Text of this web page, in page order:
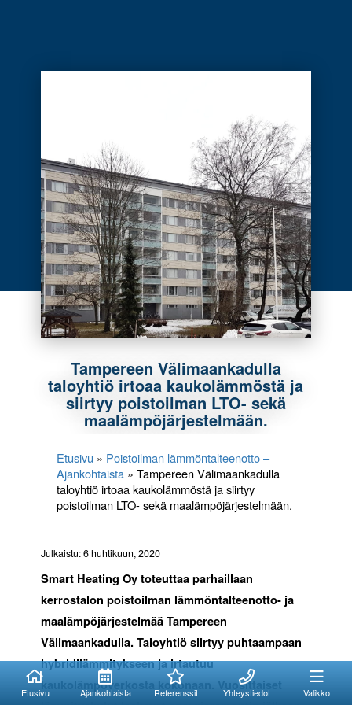
Etusivu Ajankohtaista Referenssit Yhteystiedot Valikko
Tampereen Välimaankadulla
taloyhtiö irtoaa kaukolämmöstä ja
siirtyy poistoilman LTO- sekä
maalämpöjärjestelmään.
Etusivu » Poistoilman lämmöntalteenotto –
Ajankohtaista »Tampereen Välimaankadulla
taloyhtiö irtoaa kaukolämmöstä ja siirtyy
poistoilman LTO- sekä maalämpöjärjestelmään.
Julkaistu: 6 huhtikuun, 2020
Smart Heating Oy toteuttaa parhaillaan
kerrostalon poistoilman lämmöntalteenotto- ja
maalämpöjärjestelmää Tampereen
Välimaankadulla. Taloyhtiö siirtyy puhtaampaan
hybridilämmitykseen ja irtautuu
kaukolämpöverkosta kokonaan. Vuosittaiset
Kuinka voimme
auttaa?
Kuinka voimme
auttaa?